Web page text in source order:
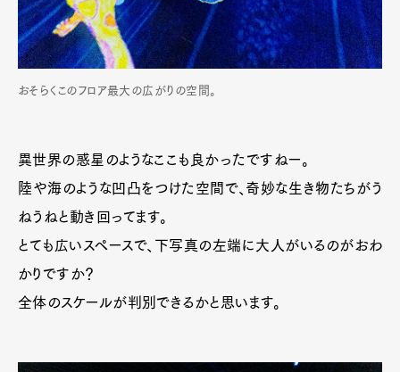
おそらくこのフロア最大の広がりの空間。
異世界の惑星のようなここも良かったですねー。
陸や海のような凹凸をつけた空間で、奇妙な生き物たちがう
ねうねと動き回ってます。
とても広いスペースで、下写真の左端に大人がいるのがおわ
かりですか？
全体のスケールが判別できるかと思います。